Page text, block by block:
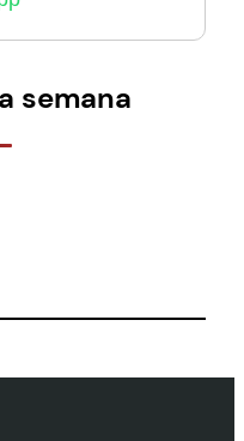
semana